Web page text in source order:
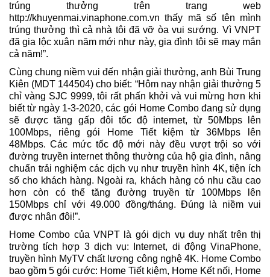
trúng thưởng trên trang web
http://khuyenmai.vinaphone.com.vn thấy mã số tên mình
trúng thưởng thì cả nhà tôi đã vỡ òa vui sướng. Vì VNPT
đã gia lộc xuân năm mới như này, gia đình tôi sẽ may mắn
cả năm!”.
Cùng chung niềm vui đến nhận giải thưởng, anh Bùi Trung
Kiên (MDT 144504) cho biết: “Hôm nay nhận giải thưởng 5
chỉ vàng SJC 9999, tôi rất phấn khởi và vui mừng hơn khi
biết từ ngày 1-3-2020, các gói Home Combo đang sử dụng
sẽ được tăng gấp đôi tốc độ internet, từ 50Mbps lên
100Mbps, riêng gói Home Tiết kiệm từ 36Mbps lên
48Mbps. Các mức tốc độ mới này đều vượt trội so với
đường truyền internet thông thường của hộ gia đình, nâng
chuẩn trải nghiệm các dịch vụ như truyền hình 4K, tiện ích
số cho khách hàng. Ngoài ra, khách hàng có nhu cầu cao
hơn còn có thể tăng đường truyền từ 100Mbps lên
150Mbps chỉ với 49.000 đồng/tháng. Đúng là niềm vui
được nhân đôi!”.
Home Combo của VNPT là gói dịch vụ duy nhất trên thị
trường tích hợp 3 dịch vụ: Internet, di động VinaPhone,
truyền hình MyTV chất lượng công nghệ 4K. Home Combo
bao gồm 5 gói cước: Home Tiết kiệm, Home Kết nối, Home